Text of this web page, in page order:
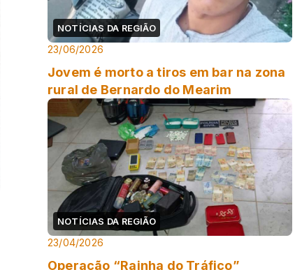
NOTÍCIAS DA REGIÃO
23/06/2026
Jovem é morto a tiros em bar na zona
rural de Bernardo do Mearim
NOTÍCIAS DA REGIÃO
23/04/2026
Operação “Rainha do Tráfico”